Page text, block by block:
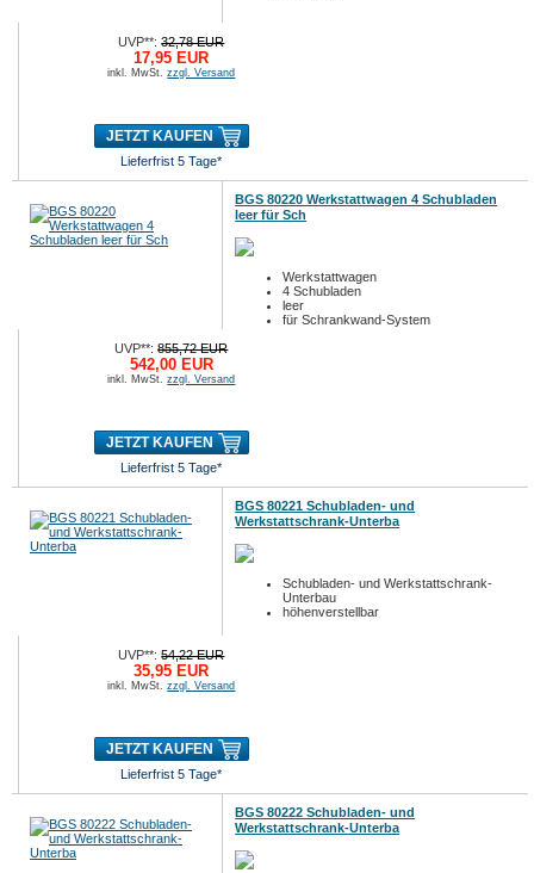
UVP**:32,78 EUR
17,95 EUR
inkl. MwSt.zzgl. Versand
JETZT KAUFEN
Lieferfrist 5 Tage*
BGS 80220 Werkstattwagen 4 Schubladen
leer für Sch
Werkstattwagen
4 Schubladen
leer
für Schrankwand-System
UVP**:855,72 EUR
542,00 EUR
inkl. MwSt.zzgl. Versand
JETZT KAUFEN
Lieferfrist 5 Tage*
BGS 80221 Schubladen- und
Werkstattschrank-Unterba
Schubladen- und Werkstattschrank-
Unterbau
höhenverstellbar
UVP**:54,22 EUR
35,95 EUR
inkl. MwSt.zzgl. Versand
JETZT KAUFEN
Lieferfrist 5 Tage*
BGS 80222 Schubladen- und
Werkstattschrank-Unterba